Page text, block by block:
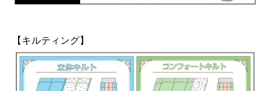
【キルティング】